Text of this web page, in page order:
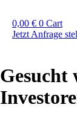
0,00 € 0 Cart
Jetzt Anfrage
Gesucht